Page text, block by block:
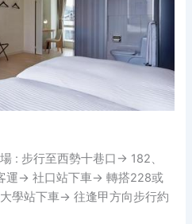
: 步行至西勢十巷口→ 182、
運→ 社口站下車→ 轉搭228或
學站下車→ 往逢甲方向步行約